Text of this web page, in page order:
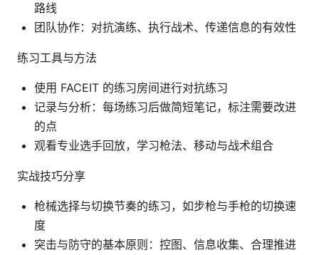
路线
团队协作：对抗演练、执行战术、传递信息的有效性
练习工具与方法
使用 FACEIT 的练习房间进行对抗练习
记录与分析：每场练习后做简短笔记，标注需要改进
的点
观看专业选手回放，学习枪法、移动与战术组合
实战技巧分享
枪械选择与切换节奏的练习，如步枪与手枪的切换速
度
突击与防守的基本原则：控图、信息收集、合理推进